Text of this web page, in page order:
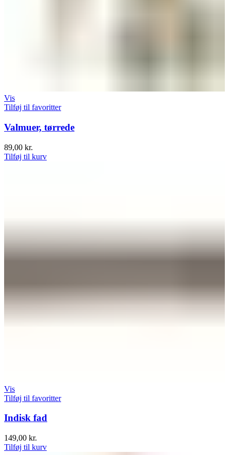
Vis
Tilføj til favoritter
Valmuer, tørrede
89,00 kr.
Tilføj til kurv
Vis
Tilføj til favoritter
Indisk fad
149,00 kr.
Tilføj til kurv